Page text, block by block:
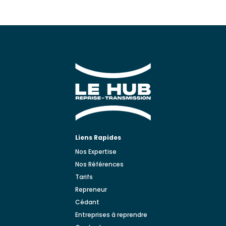
Liens Rapides
Nos Expertise
Nos Références
Tarifs
Repreneur
Cédant
Entreprises à reprendre